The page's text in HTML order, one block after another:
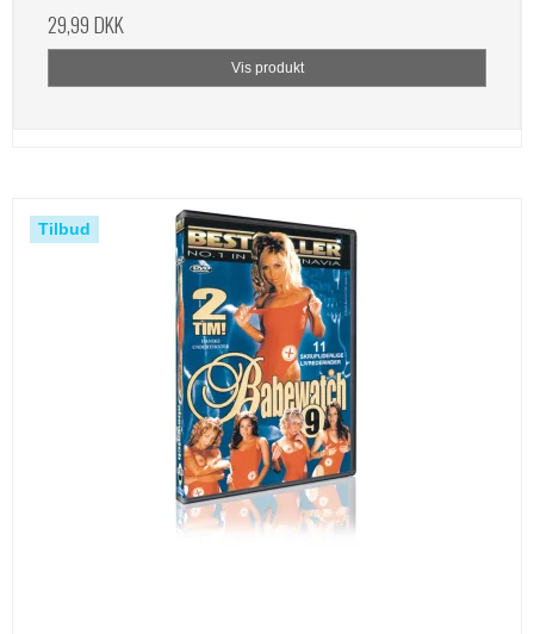
29,99 DKK
Vis produkt
Tilbud